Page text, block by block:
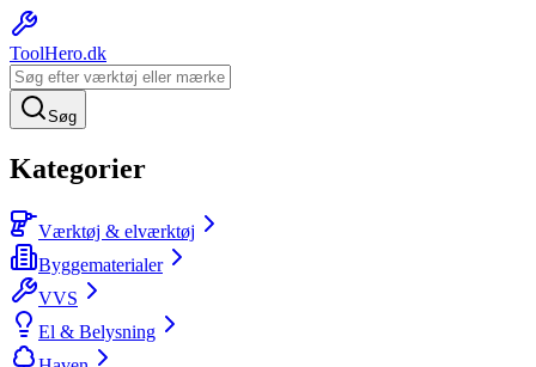
ToolHero.dk
Søg
Kategorier
Værktøj & elværktøj
Byggematerialer
VVS
El & Belysning